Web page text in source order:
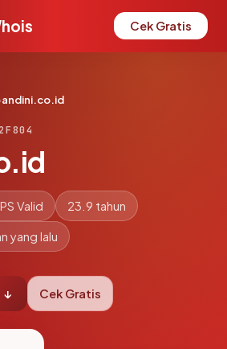
Cek Gratis
›andini.co.id
Valid 23.9 tahun
yang lalu
↓ Cek Gratis